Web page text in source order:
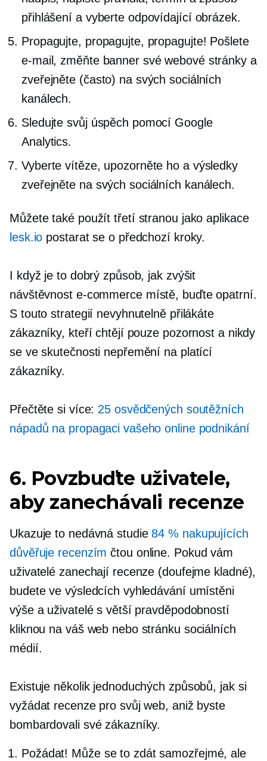
přihlášení a vyberte odpovídající obrázek.
Propagujte, propagujte, propagujte! Pošlete
e-mail, změňte banner své webové stránky a
zveřejněte (často) na svých sociálních
kanálech.
Sledujte svůj úspěch pomocí Google
Analytics.
Vyberte vítěze, upozorněte ho a výsledky
zveřejněte na svých sociálních kanálech.
Můžete také použíttřetí stranou jako aplikace
lesk.io postarat se o předchozí kroky.
I když je to dobrý způsob, jak zvýšit
návštěvnost e-commercemístě, buďte opatrní.
S touto strategií nevyhnutelně přilákáte
zákazníky, kteří chtějí pouze pozornost a nikdy
se ve skutečnosti nepřemění na platící
zákazníky.
Přečtěte si více: 25 osvědčených soutěžních
nápadů na propagaci vašeho online podnikání
6. Povzbuďte uživatele,
aby zanechávali recenze
Ukazuje to nedávná studie 84 % nakupujících
důvěřuje recenzím čtou online. Pokud vám
uživatelé zanechají recenze (doufejme kladné),
budete ve výsledcích vyhledávání umístěni
výše a uživatelé s větší pravděpodobností
kliknou na váš web nebo stránku sociálních
médií.
Existuje několik jednoduchých způsobů, jak si
vyžádat recenze pro svůj web, aniž byste
bombardovali své zákazníky.
Požádat! Může se to zdát samozřejmé, ale